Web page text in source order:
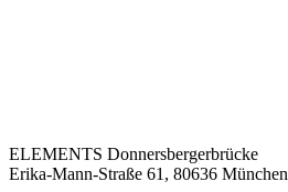
ELEMENTS Donnersbergerbrücke
Erika-Mann-Straße 61, 80636 München